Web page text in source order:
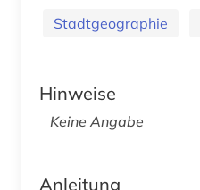
Stadtgeographie
Hinweise
Keine Angabe
Anleitung